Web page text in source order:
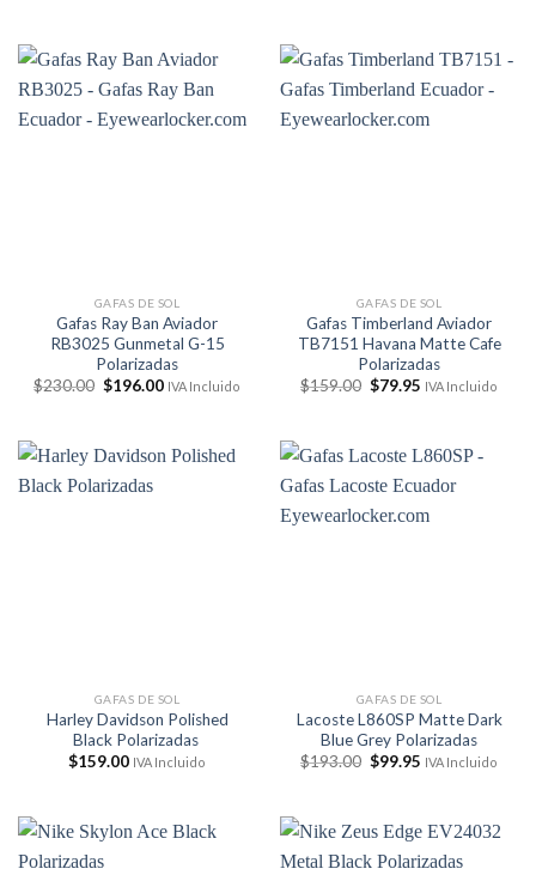
GAFAS DE SOL
Gafas Ray Ban Aviador
RB3025 Gunmetal G-15
Polarizadas
$230.00 El
$230.00.
$196.00El
$196.00.
IVA Incluido
GAFAS DE SOL
Gafas Timberland Aviador
TB7151 Havana Matte Cafe
Polarizadas
$159.00 El
$159.00.
$79.95 El
$79.95.
IVA Incluido
GAFAS DE SOL
Harley Davidson Polished
Black Polarizadas
$159.00 IVA Incluido
GAFAS DE SOL
Lacoste L860SP Matte Dark
Blue Grey Polarizadas
$193.00 El
$193.00.
$99.95 El
$99.95.
IVA Incluido